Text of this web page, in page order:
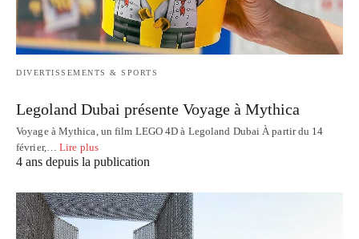
DIVERTISSEMENTS & SPORTS
Legoland Dubai présente Voyage à Mythica
Voyage à Mythica, un film LEGO 4D à Legoland Dubai À partir du 14
février,… Lire plus
4 ans depuis la publication